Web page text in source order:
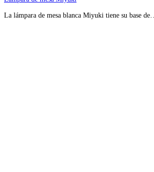
La lámpara de mesa blanca Miyuki tiene su base de…